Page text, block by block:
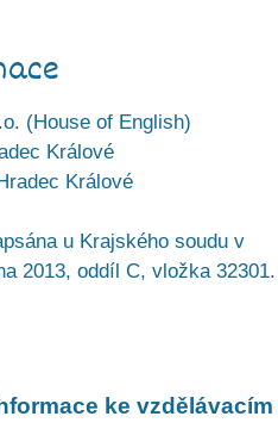
(House of English)
Králové
Králové
u Krajského soudu v
2013, oddíl C, vložka 32301.
ke vzdělávacím